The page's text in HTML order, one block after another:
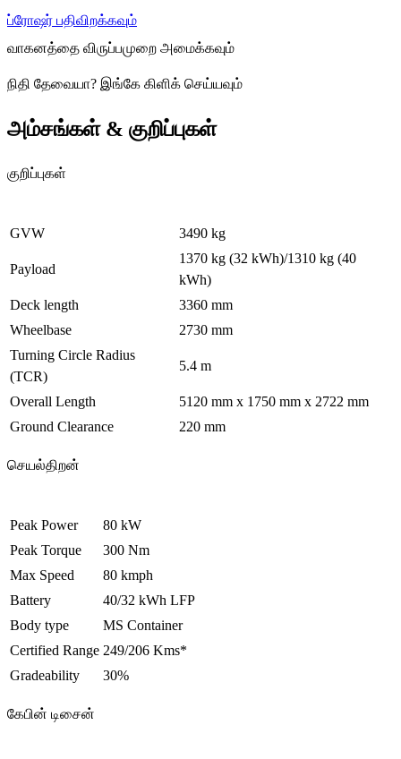
ப்ரோஷர் பதிவிறக்கவும்
வாகனத்தை விருப்பமுறை அமைக்கவும்
நிதி தேவையா? இங்கே கிளிக் செய்யவும்
அம்சங்கள் & குறிப்புகள்
குறிப்புகள்
GVW 3490 kg
Payload
1370 kg (32 kWh)/1310 kg (40
kWh)
Deck length
3360 mm
Wheelbase
2730 mm
Turning Circle Radius
(TCR)
5.4 m
Overall Length
5120 mm x 1750 mm x 2722 mm
Ground Clearance
220 mm
செயல்திறன்
Peak Power
80 kW
Peak Torque
300 Nm
Max Speed
80 kmph
Battery
40/32 kWh LFP
Body type
MS Container
Certified Range 249/206 Kms*
Gradeability
30%
கேபின் டிசைன்